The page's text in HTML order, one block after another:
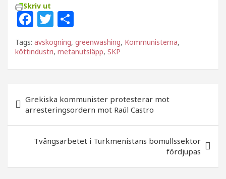
Skriv ut
F
a
c
e
o
o
k
T
w
itt
e
el
a
Tags: avskogning, greenwashing, Kommunisterna,
köttindustri, metanutsläpp, SKP
Grekiska kommunister protesterar mot
arresteringsordern mot Raúl Castro
Tvångsarbetet i Turkmenistans bomullssektor
fördjupas